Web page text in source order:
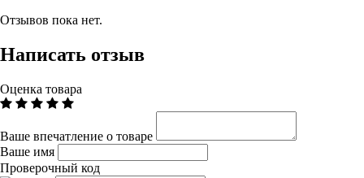
Отзывов пока нет.
Написать отзыв
Оценка товара
Ваше впечатление о товаре
Ваше имя
Проверочный код